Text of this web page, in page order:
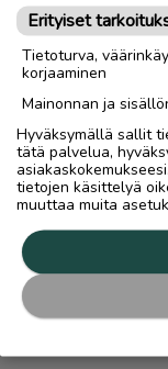
Erityiset
Tietoturva,
korjaaminen
Mainonnan ja
Hyväksymällä sallit
tätä palvelua,
tietojen käsittelyä
muuttaa muita